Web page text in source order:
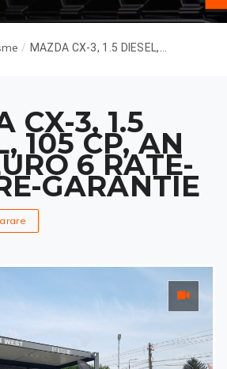
/ MAZDA CX-3, 1.5 DIESEL,...
CX-3, 1.5
105 CP, AN
6 RATE-
GARANTIE